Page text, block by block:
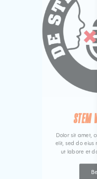
STEM
Dolor sit amet,
elit, sed do eius
ut labore et